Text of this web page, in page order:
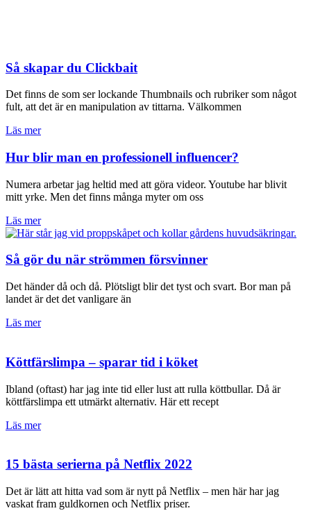
Så skapar du Clickbait
Det finns de som ser lockande Thumbnails och rubriker som något
fult, att det är en manipulation av tittarna. Välkommen
Läs mer
Hur blir man en professionell influencer?
Numera arbetar jag heltid med att göra videor. Youtube har blivit
mitt yrke. Men det finns många myter om oss
Läs mer
Så gör du när strömmen försvinner
Det händer då och då. Plötsligt blir det tyst och svart. Bor man på
landet är det det vanligare än
Läs mer
Köttfärslimpa – sparar tid i köket
Ibland (oftast) har jag inte tid eller lust att rulla köttbullar. Då är
köttfärslimpa ett utmärkt alternativ. Här ett recept
Läs mer
15 bästa serierna på Netflix 2022
Det är lätt att hitta vad som är nytt på Netflix – men här har jag
vaskat fram guldkornen och Netflix priser.